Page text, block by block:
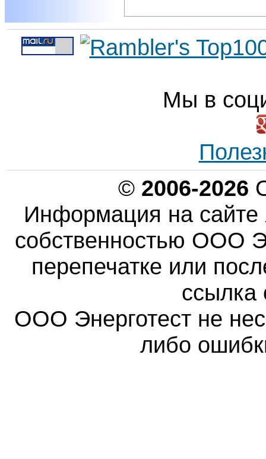
Мы в
© 2006-2026
Информация на сайте
собственностью ООО
перепечатке или
ссылка
ООО Энерготест не
либо